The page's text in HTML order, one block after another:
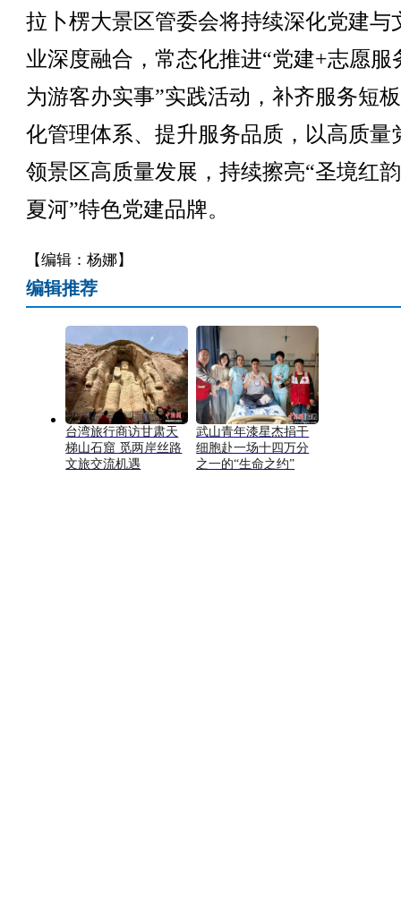
拉卜楞大景区管委会将持续深化党建与
业深度融合，常态化推进“党建+志愿服
为游客办实事”实践活动，补齐服务短
化管理体系、提升服务品质，以高质量
领景区高质量发展，持续擦亮“圣境红
夏河”特色党建品牌。
【编辑：杨娜】
编辑推荐
台湾旅行商访甘肃天
梯山石窟 觅两岸丝路
文旅交流机遇
武山青年漆星杰捐干
细胞赴一场十四万分
之一的“生命之约”